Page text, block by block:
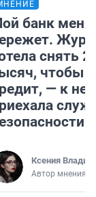
банк меня
снять
чтобы
— к
Ксения
Автор мнения